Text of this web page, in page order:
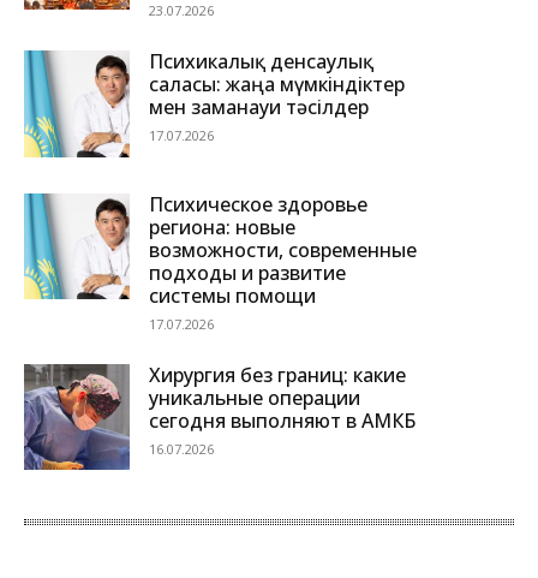
23.07.2026
Психикалық денсаулық
саласы: жаңа мүмкіндіктер
мен заманауи тәсілдер
17.07.2026
Психическое здоровье
региона: новые
возможности, современные
подходы и развитие
системы помощи
17.07.2026
Хирургия без границ: какие
уникальные операции
сегодня выполняют в АМКБ
16.07.2026